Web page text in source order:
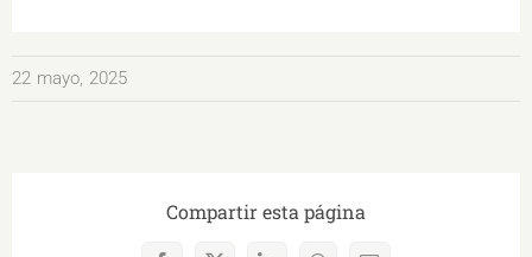
22 mayo, 2025
Compartir esta página